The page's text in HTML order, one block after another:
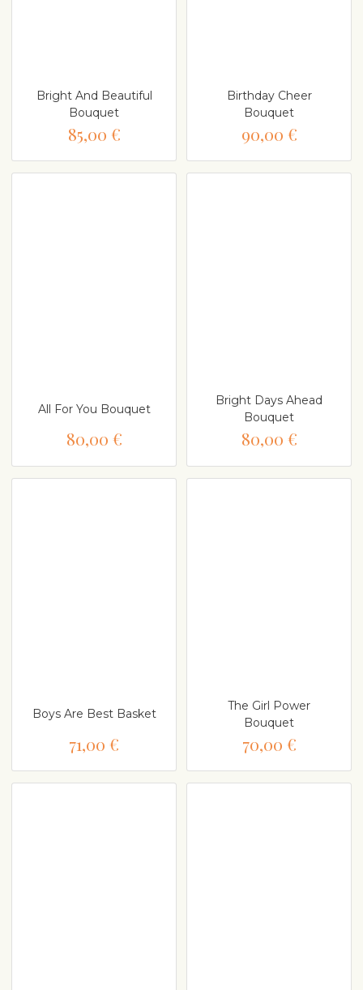
Bright And Beautiful
Bouquet
85,00 €
Birthday Cheer
Bouquet
90,00 €
All For You Bouquet
80,00 €
Bright Days Ahead
Bouquet
80,00 €
Boys Are Best Basket
71,00 €
The Girl Power
Bouquet
70,00 €